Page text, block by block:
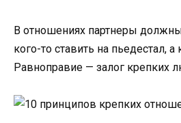
В отношениях партнеры
кого-то ставить на пьедестал, а
Равноправие — залог крепких